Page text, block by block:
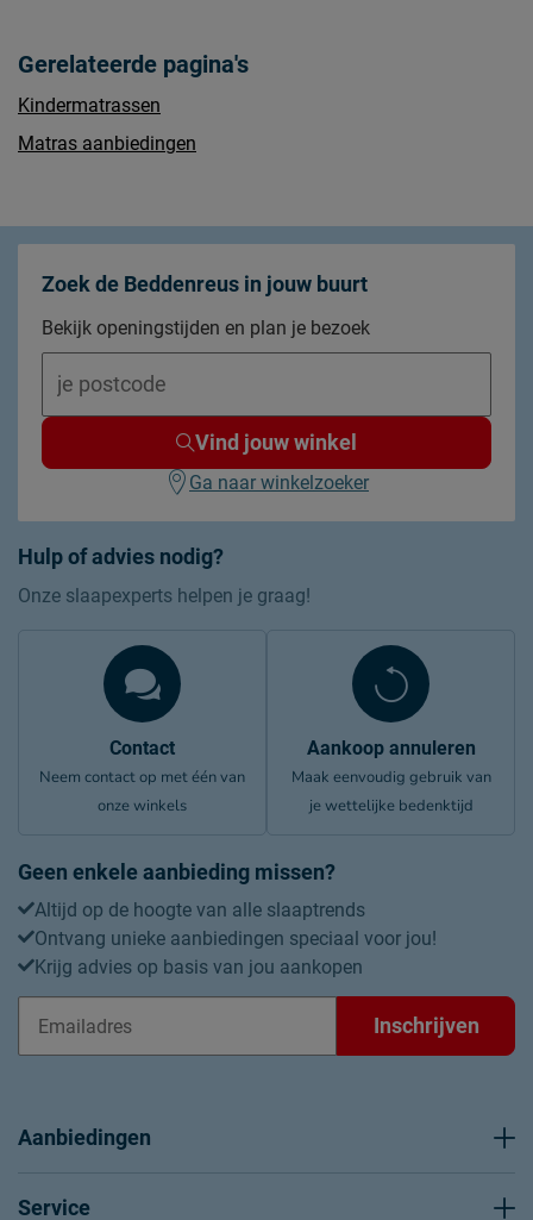
Gerelateerde pagina's
Kindermatrassen
Matras aanbiedingen
Hulp of advies nodig?
Onze slaapexperts helpen je graag!
Contact
Neem contact op met één van
onze winkels
Aankoop annuleren
Maak eenvoudig gebruik van
je wettelijke bedenktijd
Geen enkele aanbieding missen?
Altijd op de hoogte van alle slaaptrends
Ontvang unieke aanbiedingen speciaal voor jou!
Krijg advies op basis van jou aankopen
Inschrijven
Zoek de Beddenreus in jouw buurt
Bekijk openingstijden en plan je bezoek
Vind jouw winkel
Ga naar winkelzoeker
Aanbiedingen
Service